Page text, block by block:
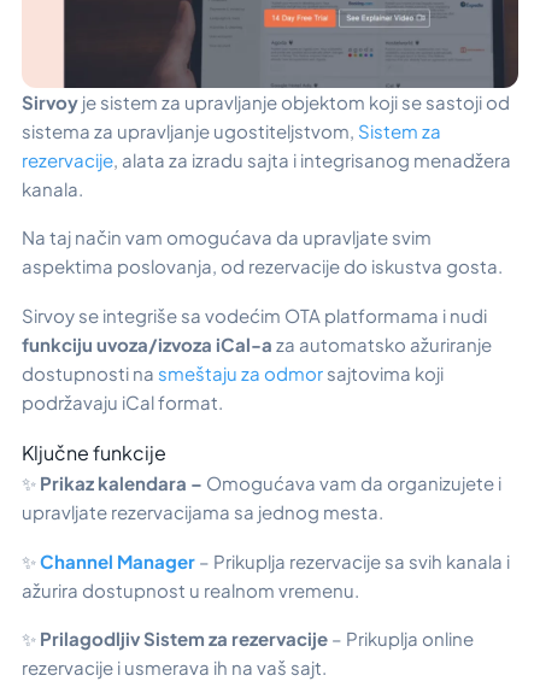
Sirvoy je sistem za upravljanje objektom koji se sastoji od
sistema za upravljanje ugostiteljstvom, Sistem za
rezervacije , alata za izradu sajta i integrisanog menadžera
kanala.
Na taj način vam omogućava da upravljate svim
aspektima poslovanja, od rezervacije do iskustva gosta.
Sirvoy se integriše sa vodećim OTA platformama i nudi
funkciju uvoza/izvoza iCal-a za automatsko ažuriranje
dostupnosti na smeštaju za odmor sajtovima koji
podržavaju iCal format.
Ključne funkcije
✨ Prikaz kalendara – Omogućava vam da organizujete i
upravljate rezervacijama sa jednog mesta.
✨Channel Manager – Prikuplja rezervacije sa svih kanala i
ažurira dostupnost u realnom vremenu.
✨ PrilagodljivSistem za rezervacije – Prikuplja online
rezervacije i usmerava ih na vaš sajt.